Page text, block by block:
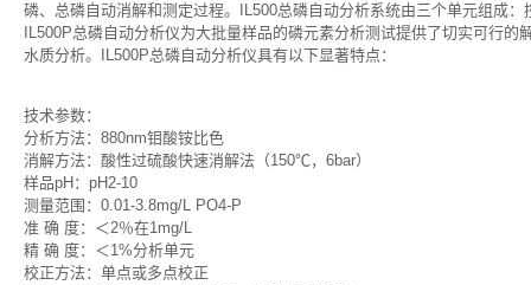
磷、总磷自动消解和测定过程。IL500总磷自动分析系统由三个单元组成
IL500P总磷自动分析仪为大批量样品的磷元素分析测试提供了切实可行
水质分析。IL500P总磷自动分析仪具有以下显著特点：
技术参数：
分析方法：880nm钼酸铵比色
消解方法：酸性过硫酸快速消解法（150℃，6bar）
样品pH：pH2-10
测量范围：0.01-3.8mg/L PO4-P
准 确 度：＜2％在1mg/L
精 确 度：＜1%分析单元
校正方法：单点或多点校正